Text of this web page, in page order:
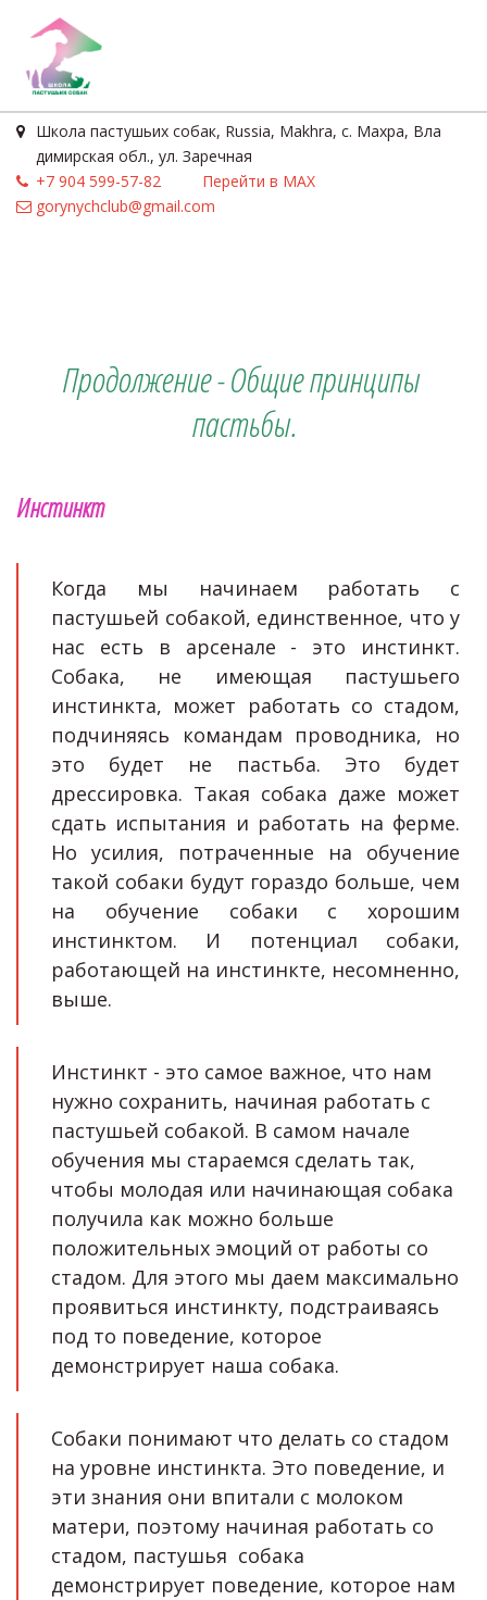
Школа пастушьих собак, Russia, Makhra, с. Махра, Вла
димирская обл., ул. Заречная
+7 904 599-57-82
Перейти в MAX
gorynychclub@gmail.com
Продолжение - Общие принципы
пастьбы.
Инстинкт
Когда мы начинаем работать с
пастушьей собакой, единственное, что у
нас есть в арсенале - это инстинкт.
Собака, не имеющая пастушьего
инстинкта, может работать со стадом,
подчиняясь командам проводника, но
это будет не пастьба. Это будет
дрессировка. Такая собака даже может
сдать испытания и работать на ферме.
Но усилия, потраченные на обучение
такой собаки будут гораздо больше, чем
на обучение собаки с хорошим
инстинктом. И потенциал собаки,
работающей на инстинкте, несомненно,
выше.
Инстинкт - это самое важное, что нам
нужно сохранить, начиная работать с
пастушьей собакой. В самом начале
обучения мы стараемся сделать так,
чтобы молодая или начинающая собака
получила как можно больше
положительных эмоций от работы со
стадом. Для этого мы даем максимально
проявиться инстинкту, подстраиваясь
под то поведение, которое
демонстрирует наша собака.
Собаки понимают что делать со стадом
на уровне инстинкта. Это поведение, и
эти знания они впитали с молоком
матери, поэтому начиная работать со
стадом, пастушья  собака
демонстрирует поведение, которое нам